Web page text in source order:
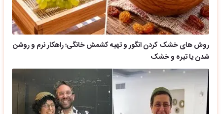
روش های خشک کردن انگور و تهیه کشمش خانگی؛ راهکار نرم و روشن
شدن یا تیره و خشک